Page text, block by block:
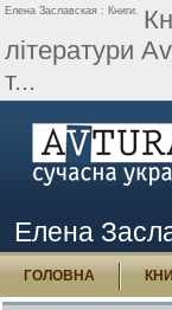
Елена Заславская : Книги.
літератури
т...
Елена
ГОЛОВНА